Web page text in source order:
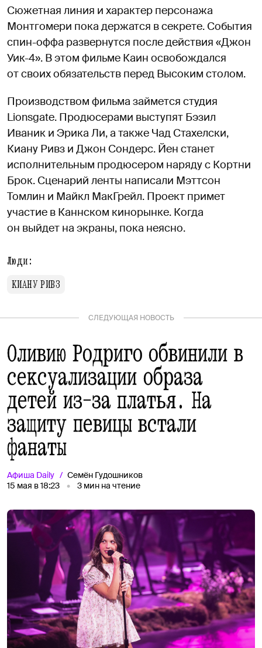
Сюжетная линия и характер персонажа
Монтгомери пока держатся в секрете. События
спин-оффа развернутся после действия «Джон
Уик-4». В этом фильме Каин освобождался
от своих обязательств перед Высоким столом.
Производством фильма займется студия
Lionsgate. Продюсерами выступят Бэзил
Иваник и Эрика Ли, а также Чад Стахелски,
Киану Ривз и Джон Сондерс. Йен станет
исполнительным продюсером наряду с Кортни
Брок. Сценарий ленты написали Мэттсон
Томлин и Майкл МакГрейл. Проект примет
участие в Каннском кинорынке. Когда
он выйдет на экраны, пока неясно.
Люди:
КИАНУ РИВЗ
СЛЕДУЮЩАЯ НОВОСТЬ
Оливию Родриго обвинили в
сексуализации образа
детей из-за платья. На
защиту певицы встали
фанаты
Афиша Daily
Семён Гудошников
15 мая в 18:23
3 мин на чтение